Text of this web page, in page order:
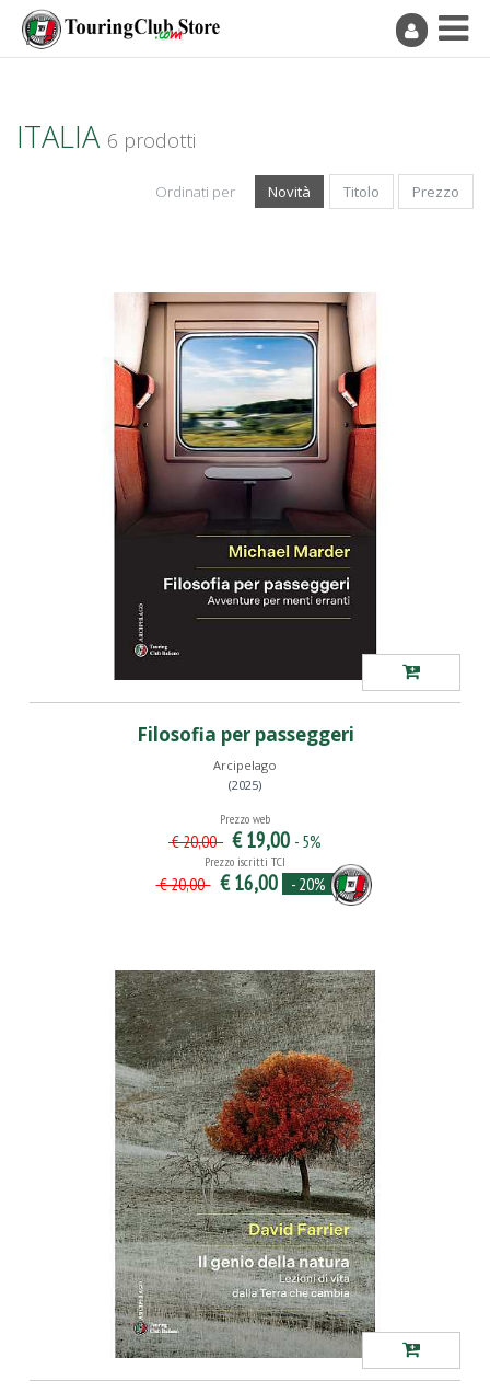
ITALIA 6 prodotti
Ordinati per Novità Titolo Prezzo
Filosofia per passeggeri
Arcipelago
(2025)
Prezzo web
€ 20,00 € 19,00 - 5%
Prezzo iscritti TCI
€ 20,00 € 16,00 - 20%